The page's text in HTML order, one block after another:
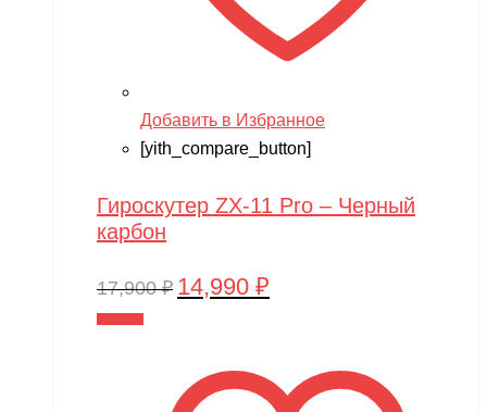
Добавить в Избранное
[yith_compare_button]
Гироскутер ZX-11 Pro – Черный
карбон
17,900₽ Первоначальная
17,900 ₽.
14,990 ₽